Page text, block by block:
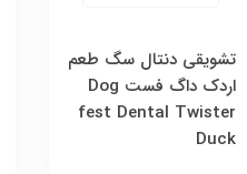
تشویقی دنتال سگ طعم
اردک داگ فست Dog
fest Dental Twister
Duck